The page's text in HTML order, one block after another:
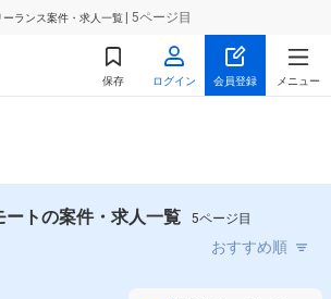
ランス案件・求人一覧 | 5ページ目
保存 ログイン 会員登録 メニュー
トの案件・求人一覧
5ページ目